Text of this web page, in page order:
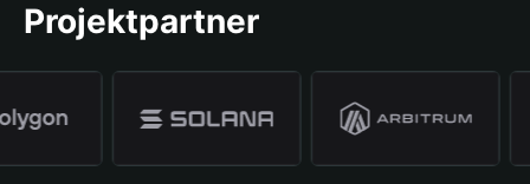
Projektpartner